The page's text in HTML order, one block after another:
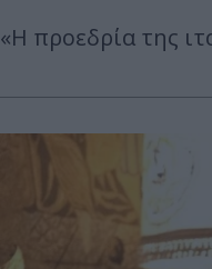
«Η προεδρία της